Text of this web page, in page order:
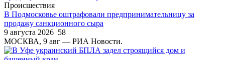
Происшествия
В Подмосковье оштрафовали предпринимательницу за
продажу санкционного сыра
9 августа 2026 58
МОСКВА, 9 авг — РИА Новости.